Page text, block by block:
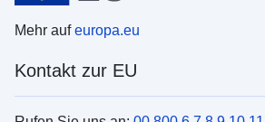
Mehr aufeuropa.eu
Kontakt zur EU